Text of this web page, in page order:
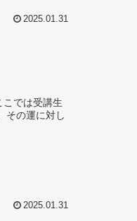
2025.01.31
では受講生
その運に対し
2025.01.31